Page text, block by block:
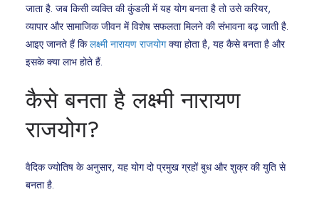
जाता है. जब किसी व्यक्ति की कुंडली में यह योग बनता है तो उसे करियर,
व्यापार और सामाजिक जीवन में विशेष सफलता मिलने की संभावना बढ़ जाती है.
आइए जानते हैं किलक्ष्मी नारायण राजयोगक्या होता है, यह कैसे बनता है और
इसके क्या लाभ होते हैं.
कैसे बनता है लक्ष्मी नारायण
राजयोग?
वैदिक ज्योतिष के अनुसार, यह योग दो प्रमुख ग्रहों बुध और शुक्र की युति से
बनता है.